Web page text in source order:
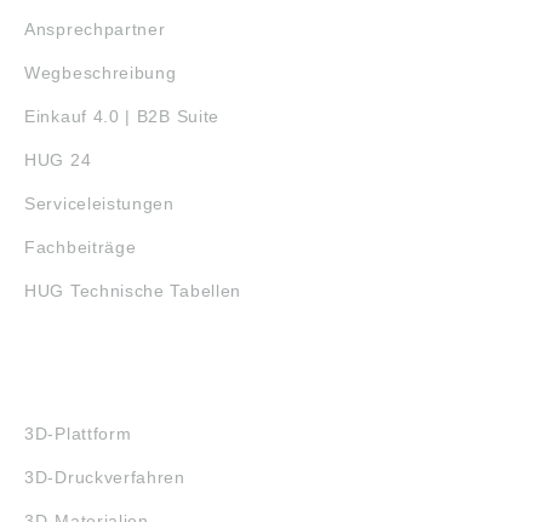
Ansprechpartner
Wegbeschreibung
Einkauf 4.0 | B2B Suite
HUG 24
Serviceleistungen
Fachbeiträge
HUG Technische Tabellen
3D-Plattform
3D-Druckverfahren